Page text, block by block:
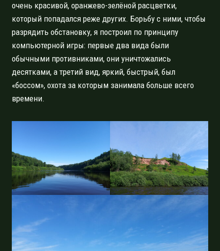
очень красивой, оранжево-зелёной расцветки,
который попадался реже других. Борьбу с ними, чтобы
разрядить обстановку, я построил по принципу
компьютерной игры: первые два вида были
обычными противниками, они уничтожались
десятками, а третий вид, яркий, быстрый, был
«боссом», охота за которым занимала больше всего
времени.